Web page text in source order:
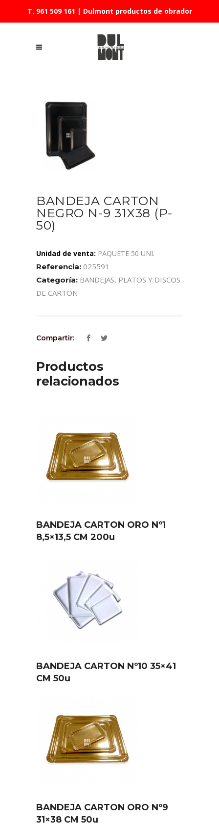
T. 961 509 161 | Dulmont productos de obrador
BANDEJA CARTON
NEGRO N-9 31X38 (P-
50)
Unidad de venta: PAQUETE 50 UNI.
Referencia: 025591
Categoría: BANDEJAS, PLATOS Y DISCOS
DE CARTON
Compartir:
Productos
relacionados
BANDEJA CARTON ORO Nº1
8,5×13,5 CM 200u
BANDEJA CARTON Nº10 35×41
CM 50u
BANDEJA CARTON ORO Nº9
31×38 CM 50u